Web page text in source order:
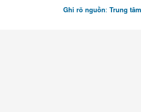
Ghi rõ nguồn: Trung